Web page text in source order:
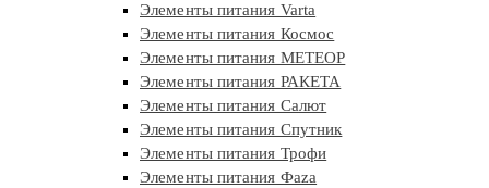
Элементы питания Varta
Элементы питания Космос
Элементы питания МЕТЕОР
Элементы питания РАКЕТА
Элементы питания Салют
Элементы питания Спутник
Элементы питания Трофи
Элементы питания Фaza